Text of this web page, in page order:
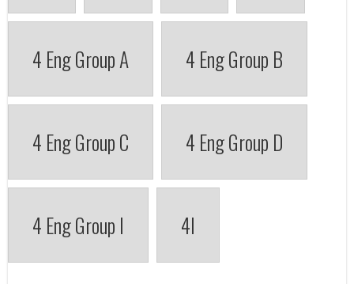
4 Eng Group A 4 Eng Group B
4 Eng Group C 4 Eng Group D
4 Eng Group I 4I